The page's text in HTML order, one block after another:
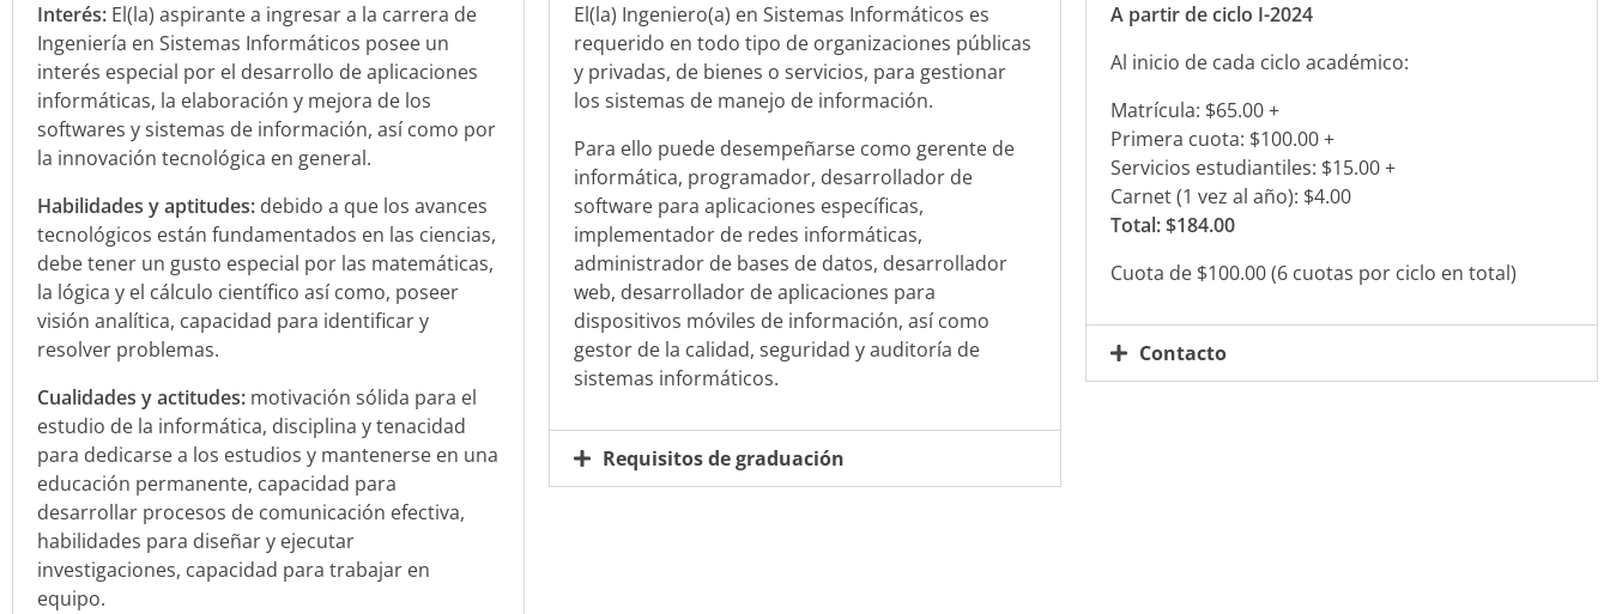
Interés: El(la) aspirante a ingresar a la carrera de
Ingeniería en Sistemas Informáticos posee un
interés especial por el desarrollo de aplicaciones
informáticas, la elaboración y mejora de los
softwares y sistemas de información, así como por
la innovación tecnológica en general.
Habilidades y aptitudes: debido a que los avances
tecnológicos están fundamentados en las ciencias,
debe tener un gusto especial por las matemáticas,
la lógica y el cálculo científico así como, poseer
visión analítica, capacidad para identificar y
resolver problemas.
Cualidades y actitudes: motivación sólida para el
estudio de la informática, disciplina y tenacidad
para dedicarse a los estudios y mantenerse en una
educación permanente, capacidad para
desarrollar procesos de comunicación efectiva,
habilidades para diseñar y ejecutar
investigaciones, capacidad para trabajar en
equipo.
El(la) Ingeniero(a) en Sistemas Informáticos es
requerido en todo tipo de organizaciones públicas
y privadas, de bienes o servicios, para gestionar
los sistemas de manejo de información.
Para ello puede desempeñarse como gerente de
informática, programador, desarrollador de
software para aplicaciones específicas,
implementador de redes informáticas,
administrador de bases de datos, desarrollador
web, desarrollador de aplicaciones para
dispositivos móviles de información, así como
gestor de la calidad, seguridad y auditoría de
sistemas informáticos.
Requisitos de graduación
A partir de ciclo I-2024
Al inicio de cada ciclo académico:
Matrícula: $65.00 +
Primera cuota: $100.00 +
Servicios estudiantiles: $15.00 +
Carnet (1 vez al año): $4.00
Total: $184.00
Cuota de $100.00 (6 cuotas por ciclo en total)
Contacto